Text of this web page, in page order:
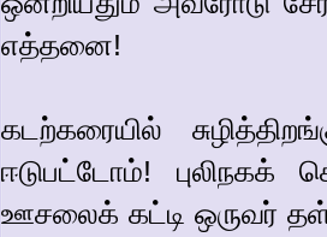
எத்தனை!
கடற்கரையில்
ஈடுபட்டோம்!
ஊசலைக் கட்டி ஒருவர்